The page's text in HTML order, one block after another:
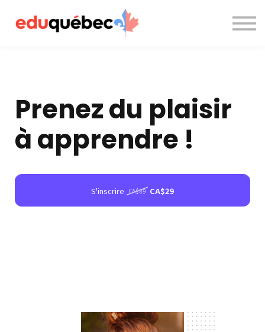
A propos de nous
Nous contacter
Prenez du plaisir
à apprendre !
S'inscrire CA$89 CA$29